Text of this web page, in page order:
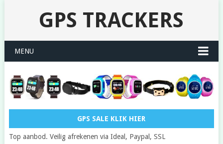
GPS TRACKERS
MENU
GPS SALE KLIK HIER
Top aanbod. Veilig afrekenen via Ideal, Paypal, SSL